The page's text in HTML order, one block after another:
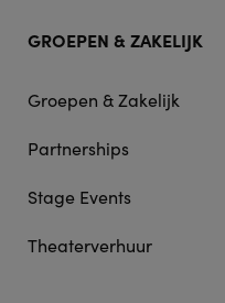
GROEPEN & ZAKELIJK
Groepen & Zakelijk
Partnerships
Stage Events
Theaterverhuur